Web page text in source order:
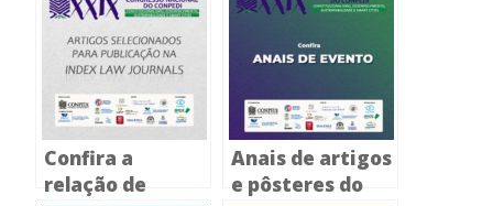
Confira a
relação de
Anais de artigos
e pôsteres do